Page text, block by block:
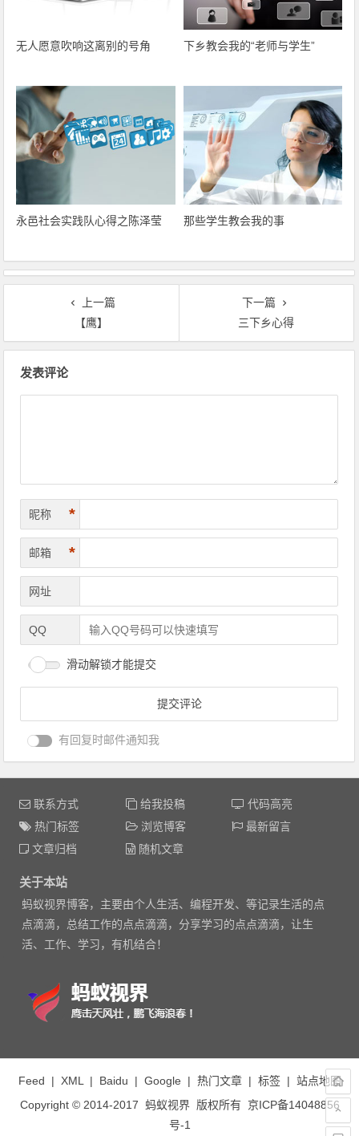
无人愿意吹响这离别的号角 下乡教会我的“老师与学生”
永邑社会实践队心得之陈泽莹 那些学生教会我的事
上一篇
【鹰】
下一篇
三下乡心得
发表评论
昵称 *
邮箱 *
网址
QQ
滑动解锁才能提交
有回复时邮件通知我
联系方式 给我投稿
代码高亮
热门标签
浏览博客
最新留言
文章归档
随机文章
关于本站
蚂蚁视界博客，主要由个人生活、编程开发、等记录生活的点
点滴滴，总结工作的点点滴滴，分享学习的点点滴滴，让生
活、工作、学习，有机结合！
Feed | XML| Baidu | Google | 热门文章| 标签| 站点地图
Copyright © 2014-2017 蚂蚁视界版权所有 京ICP备14048856
号-1